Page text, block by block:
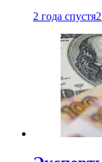
2 года спустя